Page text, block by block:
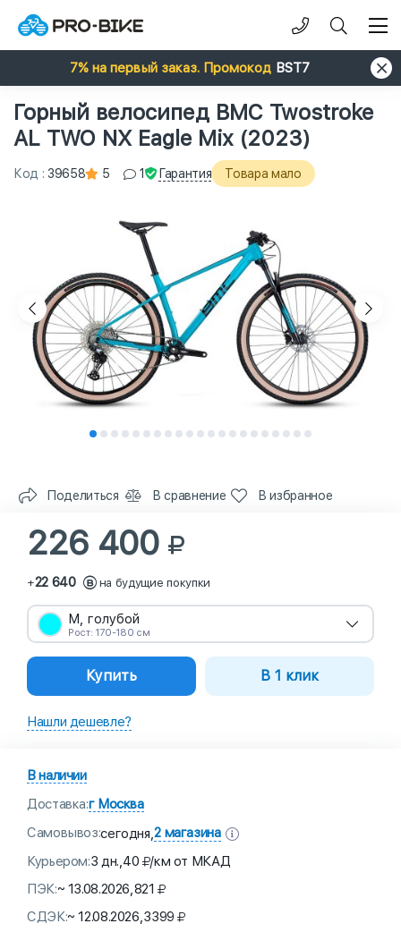
7% на первый заказ. Промокод BST7
Горный велосипед BMC Twostroke
AL TWO NX Eagle Mix (2023)
Код : 39658 5 1 Гарантия Товара мало
Поделиться В сравнение В избранное
226 400
+22 640 на будущие покупки
M, голубой
Рост: 170-180 см
Купить В 1 клик
Нашли дешевле?
В наличии
Доставка:г Москва
Самовывоз:сегодня,2 магазина
Курьером:3 дн.,40 /км от МКАД
ПЭК:~ 13.08.2026,821
СДЭК:~ 12.08.2026,3399